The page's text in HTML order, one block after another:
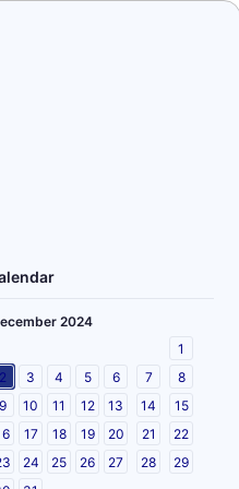
2024
1
3 4 5 6 7
8
10 11 12 13 14
15
17 18 19 20 21
22
24 25 26 27 28
29